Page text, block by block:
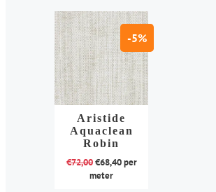
Aristide
Aquaclean
Robin
-5%
€72,00€68,40per
meter